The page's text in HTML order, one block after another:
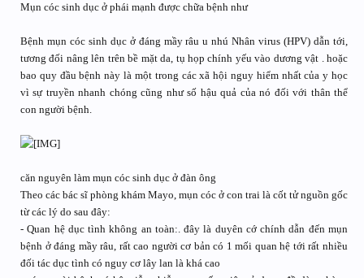
Mụn cóc sinh dục ở phái mạnh được chữa bệnh như
Bệnh mụn cóc sinh dục ở đáng mầy râu u nhú Nhân virus (HPV) dẫn tới,
tương đối nâng lên trên bề mặt da, tụ họp chính yếu vào dương vật . hoặc
bao quy đầu bệnh này là một trong các xã hội nguy hiểm nhất của y học
vì sự truyền nhanh chóng cũng như số hậu quả của nó đối với thân thể
con người bệnh.
căn nguyên làm mụn cóc sinh dục ở đàn ông
Theo các bác sĩ phòng khám Mayo, mụn cóc ở con trai là cốt tử nguồn gốc
từ các lý do sau đây:
- Quan hệ dục tình không an toàn:. đây là duyên cớ chính dẫn đến mụn
bệnh ở đáng mầy râu, rất cao người cơ bản có 1 mối quan hệ tới rất nhiều
đối tác dục tình có nguy cơ lây lan là khá cao